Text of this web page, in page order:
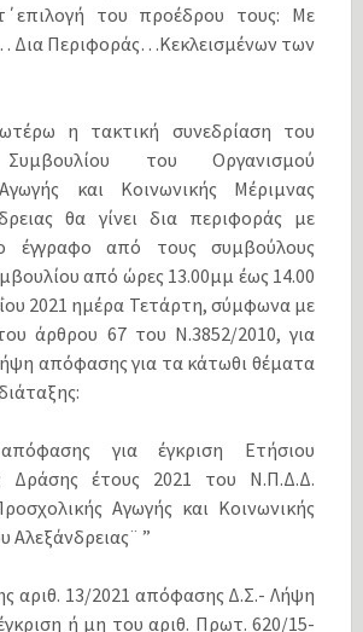
του προέδρου τους: Με
Δια Περιφοράς…Κεκλεισμένων των
η τακτική συνεδρίαση του
Συμβουλίου του Οργανισμού
και Κοινωνικής Μέριμνας
θα γίνει δια περιφοράς με
έγγραφο από τους συμβούλους
από ώρες 13.00μμ έως 14.00
2021 ημέρα Τετάρτη, σύμφωνα με
άρθρου 67 του Ν.3852/2010, για
απόφασης για τα κάτωθι θέματα
για έγκριση Ετήσιου
Δράσης έτους 2021 του Ν.Π.Δ.Δ.
Αγωγής και Κοινωνικής
Αλεξάνδρειας¨ ”
αριθ. 13/2021 απόφασης Δ.Σ.- Λήψη
ή μη του αριθ. Πρωτ. 620/15-